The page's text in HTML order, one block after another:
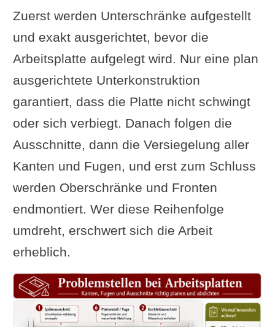
Zuerst werden Unterschränke aufgestellt
und exakt ausgerichtet, bevor die
Arbeitsplatte aufgelegt wird. Nur eine plan
ausgerichtete Unterkonstruktion
garantiert, dass die Platte nicht schwingt
oder sich verbiegt. Danach folgen die
Ausschnitte, dann die Versiegelung aller
Kanten und Fugen, und erst zum Schluss
werden Oberschränke und Fronten
endmontiert. Wer diese Reihenfolge
umdreht, erschwert sich die Arbeit
erheblich.